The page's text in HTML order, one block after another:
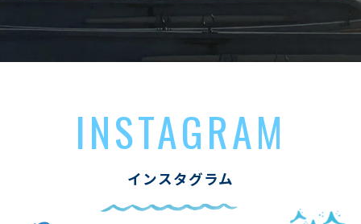
INSTAGRAM
インスタグラム